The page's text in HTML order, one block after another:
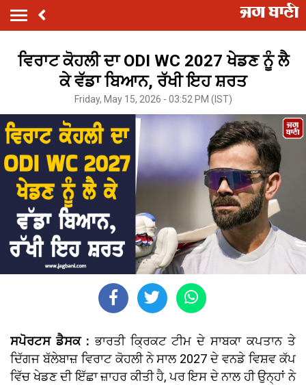
ਵਿਰਾਟ ਕੋਹਲੀ ਦਾ ODI WC 2027 ਖੇਡਣ ਨੂੰ ਲੈ
ਕੇ ਵੱਡਾ ਬਿਆਨ, ਰੱਖੀ ਇਹ ਸ਼ਰਤ
Friday, May 15, 2026 - 03:52 PM (IST)
ਸਪੋਰਟਸ ਡੈਸਕ : ਭਾਰਤੀ ਕ੍ਰਿਕਟ ਟੀਮ ਦੇ ਸਾਬਕਾ ਕਪਤਾਨ ਤੇ
ਦਿੱਗਜ ਬੱਲੇਬਾਜ਼ ਵਿਰਾਟ ਕੋਹਲੀ ਨੇ ਸਾਲ 2027 ਦੇ ਵਨਡੇ ਵਿਸ਼ਵ ਕੱਪ
ਵਿੱਚ ਖੇਡਣ ਦੀ ਇੱਛਾ ਜ਼ਾਹਰ ਕੀਤੀ ਹੈ, ਪਰ ਇਸ ਦੇ ਨਾਲ ਹੀ ਉਨ੍ਹਾਂ ਨੇ